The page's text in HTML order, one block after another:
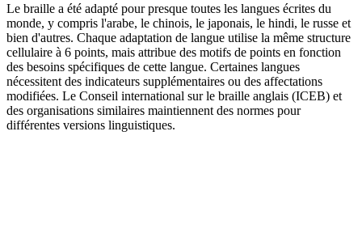
Le braille a été adapté pour presque toutes les langues écrites du
monde, y compris l'arabe, le chinois, le japonais, le hindi, le russe et
bien d'autres. Chaque adaptation de langue utilise la même structure
cellulaire à 6 points, mais attribue des motifs de points en fonction
des besoins spécifiques de cette langue. Certaines langues
nécessitent des indicateurs supplémentaires ou des affectations
modifiées. Le Conseil international sur le braille anglais (ICEB) et
des organisations similaires maintiennent des normes pour
différentes versions linguistiques.